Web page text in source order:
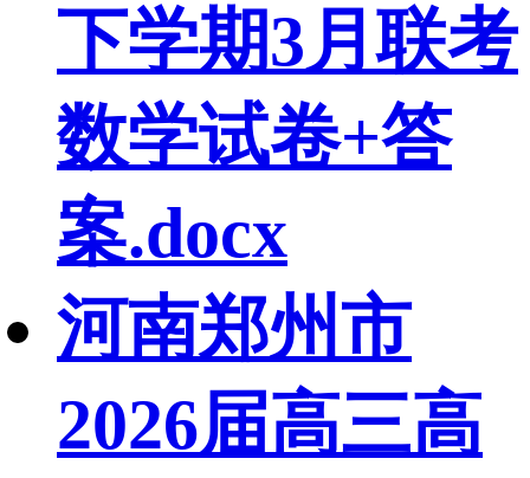
下学期3月联考
数学试卷+答
案.docx
河南郑州市
2026届高三高